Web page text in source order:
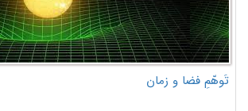
تَوهّمِ فضا و زمان